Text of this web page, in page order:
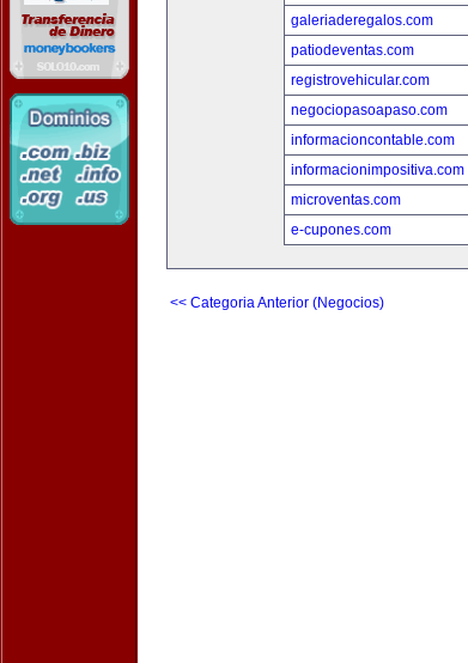
galeriaderegalos.com
patiodeventas.com
registrovehicular.com
negociopasoapaso.com
informacioncontable.com
informacionimpositiva.com
microventas.com
e-cupones.com
<< Categoria Anterior (Negocios)